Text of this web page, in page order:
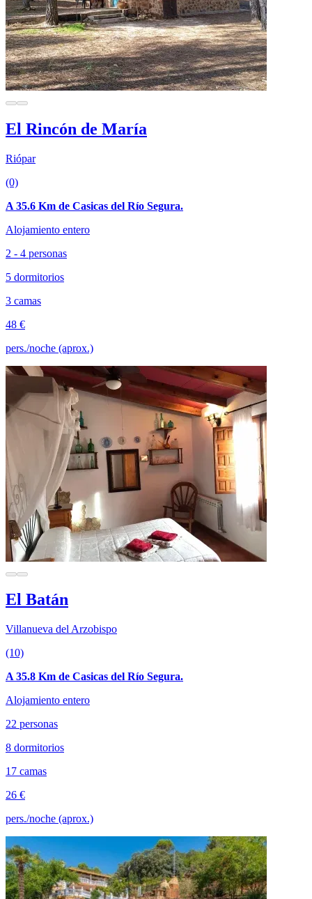
El Rincón de María
Riópar
(0)
A 35.6 Km de Casicas del Río Segura.
Alojamiento entero
2 - 4 personas
5 dormitorios
3 camas
48 €
pers./noche (aprox.)
El Batán
Villanueva del Arzobispo
(10)
A 35.8 Km de Casicas del Río Segura.
Alojamiento entero
22 personas
8 dormitorios
17 camas
26 €
pers./noche (aprox.)